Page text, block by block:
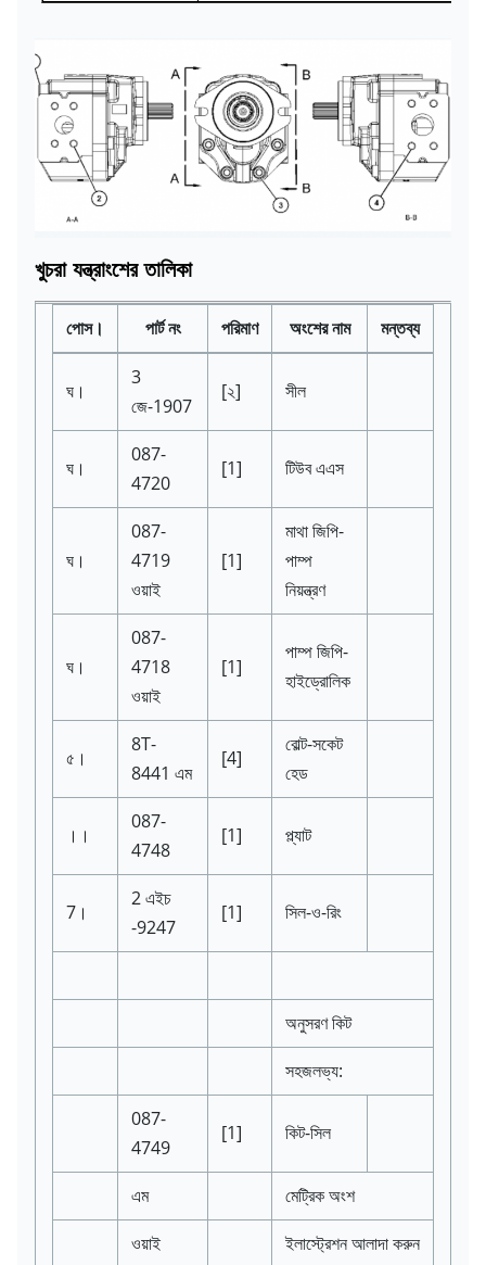
খুচরা যন্ত্রাংশের তালিকা
পোস। পার্ট নং পরিমাণ অংশের নাম মন্তব্য
ঘ।
3
জে-1907
[২] সীল
ঘ।
087-
4720
[1] টিউব এএস
ঘ।
087-
4719
ওয়াই
[1]
মাথা জিপি-
পাম্প
নিয়ন্ত্রণ
ঘ।
087-
4718
ওয়াই
[1]
পাম্প জিপি-
হাইড্রোলিক
৫।
8T-
8441 এম
[4]
বোল্ট-সকেট
হেড
।।
087-
4748
[1] প্ল্যাট
7।
2 এইচ
-9247
[1] সিল-ও-রিং
অনুসরণ কিট
সহজলভ্য:
087-
4749
[1] কিট-সিল
এম
মেট্রিক অংশ
ওয়াই
ইলাস্ট্রেশন আলাদা করুন